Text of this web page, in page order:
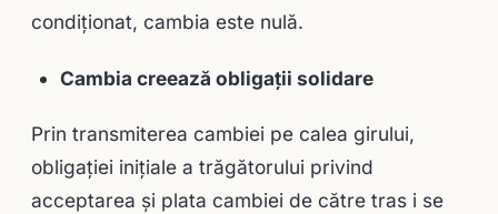
condiţionat, cambia este nulă.
Cambia creează obligaţii solidare
Prin transmiterea cambiei pe calea girului,
obligaţiei iniţiale a trăgătorului privind
acceptarea şi plata cambiei de către tras i se